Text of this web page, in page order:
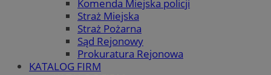
Komenda Miejska policji
Straż Miejska
Straż Pożarna
Sąd Rejonowy
Prokuratura Rejonowa
KATALOG FIRM